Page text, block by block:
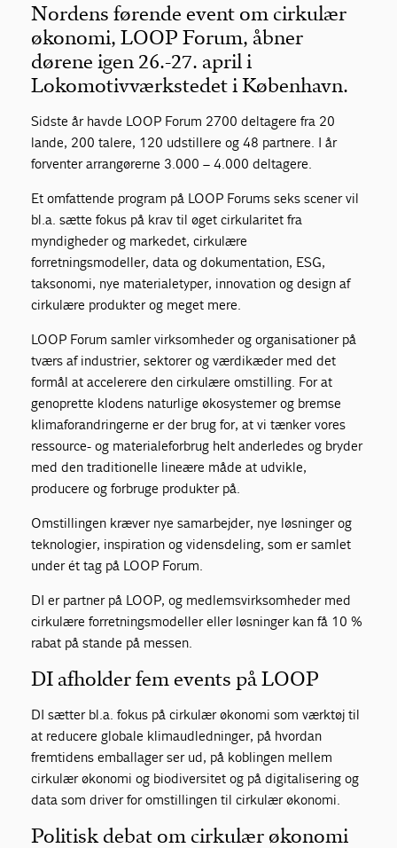
Nordens førende event om cirkulær
økonomi, LOOP Forum, åbner
dørene igen 26.-27. april i
Lokomotivværkstedet i København.
Sidste år havde LOOP Forum 2700 deltagere fra 20
lande, 200 talere, 120 udstillere og 48 partnere. I år
forventer arrangørerne 3.000 – 4.000 deltagere.
Et omfattende program på LOOP Forums seks scener vil
bl.a. sætte fokus på krav til øget cirkularitet fra
myndigheder og markedet, cirkulære
forretningsmodeller, data og dokumentation, ESG,
taksonomi, nye materialetyper, innovation og design af
cirkulære produkter og meget mere.
LOOP Forum samler virksomheder og organisationer på
tværs af industrier, sektorer og værdikæder med det
formål at accelerere den cirkulære omstilling. For at
genoprette klodens naturlige økosystemer og bremse
klimaforandringerne er der brug for, at vi tænker vores
ressource- og materialeforbrug helt anderledes og bryder
med den traditionelle lineære måde at udvikle,
producere og forbruge produkter på.
Omstillingen kræver nye samarbejder, nye løsninger og
teknologier, inspiration og vidensdeling, som er samlet
under ét tag på LOOP Forum.
DI er partner på LOOP, og medlemsvirksomheder med
cirkulære forretningsmodeller eller løsninger kan få 10 %
rabat på stande på messen.
DI afholder fem events på LOOP
DI sætter bl.a. fokus på cirkulær økonomi som værktøj til
at reducere globale klimaudledninger, på hvordan
fremtidens emballager ser ud, på koblingen mellem
cirkulær økonomi og biodiversitet og på digitalisering og
data som driver for omstillingen til cirkulær økonomi.
Politisk debat om cirkulær økonomi